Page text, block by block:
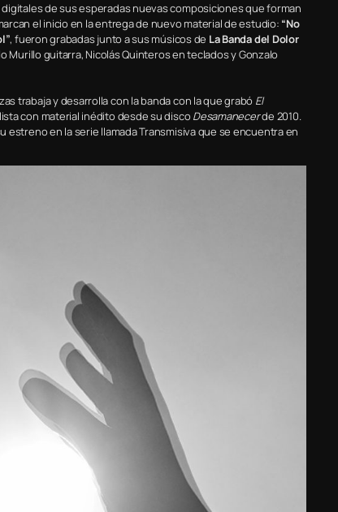
de sus esperadas nuevas composiciones que forman
el inicio en la entrega de nuevo material de estudio: “No
, fueron grabadas junto a sus músicos de La Banda del Dolor
Murillo guitarra, Nicolás Quinteros en teclados y Gonzalo
trabaja y desarrolla con la banda con la que grabó El
con material inédito desde su discoDesamanecerde 2010.
estreno en la serie llamada Transmisiva que se encuentra en